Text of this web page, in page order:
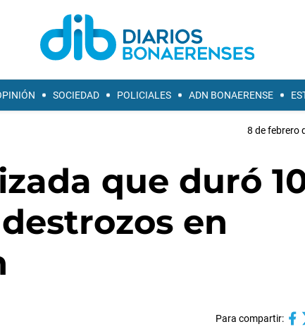
SOCIEDAD POLICIALES ADN BONAERENSE
8 de febrero
que duró
en
Para compartir: